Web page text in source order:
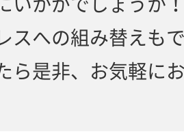
スへの組み替えも
ら是非、お気軽に